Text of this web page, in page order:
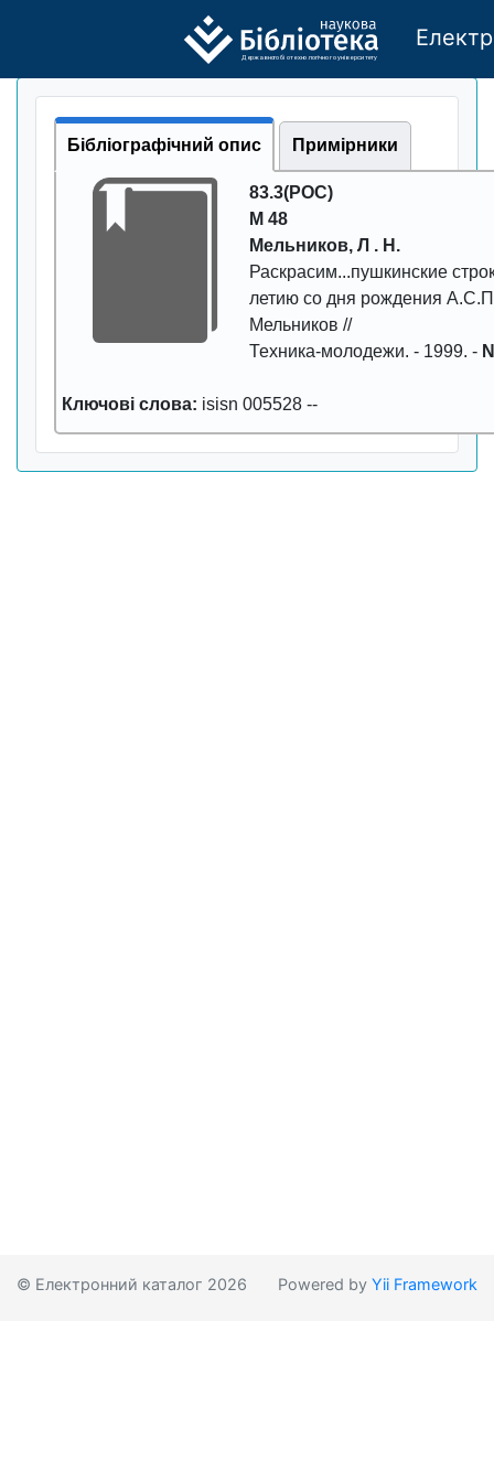
Державного бі отехно логічно го універси тету
Бібліографічний опис Примірники
83.3(РОС)
М 48
Мельников, Л . Н.
Раскpасим...пушкинские
летию со дня pождения
Мельников //
Техника-молодежи. - 1999. -
Ключові слова: isisn 005528 --
© Електронний каталог 2026 Powered by Yii Framework